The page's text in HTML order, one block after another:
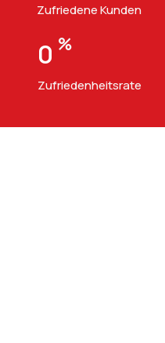
Zufriedene Kunden
0 %
Zufriedenheitsrate